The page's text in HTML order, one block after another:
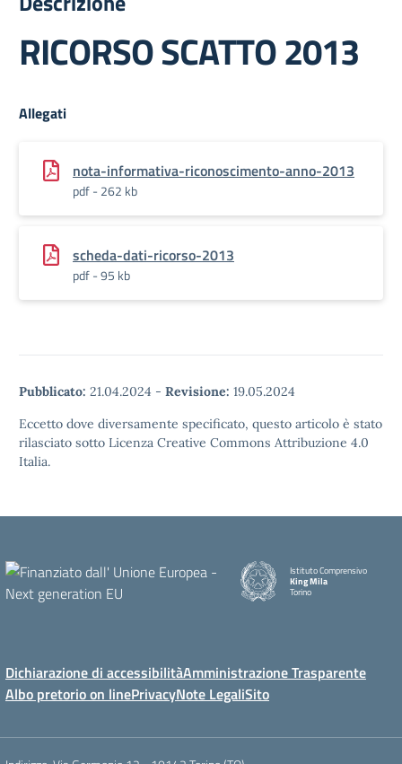
RICORSO SCATTO 2013
Allegati
nota-informativa-riconoscimento-anno-2013
pdf - 262 kb
scheda-dati-ricorso-2013
pdf - 95 kb
Pubblicato: 21.04.2024 - Revisione: 19.05.2024
Eccetto dove diversamente specificato, questo articolo è stato
rilasciato sotto Licenza Creative Commons Attribuzione 4.0
Italia.
Istituto Comprensivo
King Mila
Torino
Dichiarazione di accessibilitàAmministrazione Trasparente
Albo pretorio on linePrivacyNote LegaliSito